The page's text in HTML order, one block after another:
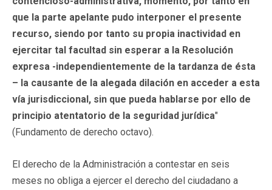
que la parte apelante pudo interponer el presente
recurso, siendo por tanto su propia inactividad en
ejercitar tal facultad sin esperar a la Resolución
expresa -independientemente de la tardanza de ésta
– la causante de la alegada dilación en acceder a esta
vía jurisdiccional, sin que pueda hablarse por ello de
principio atentatorio de la seguridad jurídica"
(Fundamento de derecho octavo).
El derecho de la Administración a contestar en seis
meses no obliga a ejercer el derecho del ciudadano a